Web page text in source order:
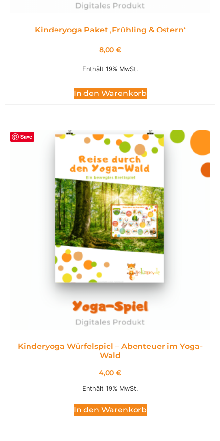
Kinderyoga Paket ,Frühling & Ostern‘
8,00 €
Enthält 19% MwSt.
In den Warenkorb
Save
Kinderyoga Würfelspiel – Abenteuer im Yoga-
Wald
4,00 €
Enthält 19% MwSt.
In den Warenkorb